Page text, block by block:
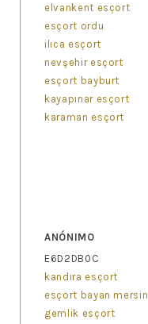
elvankent esçort
esçort ordu
ilıca esçort
nevşehir esçort
esçort bayburt
kayapınar esçort
karaman esçort
ANÓNIMO
E6D2DB0C
kandıra esçort
esçort bayan mersin
gemlik esçort